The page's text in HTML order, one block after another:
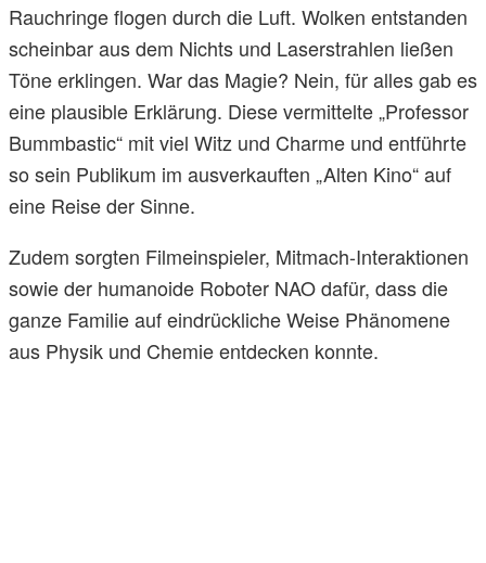
Rauchringe flogen durch die Luft. Wolken entstanden
scheinbar aus dem Nichts und Laserstrahlen ließen
Töne erklingen. War das Magie? Nein, für alles gab es
eine plausible Erklärung. Diese vermittelte „Professor
Bummbastic“ mit viel Witz und Charme und entführte
so sein Publikum im ausverkauften „Alten Kino“ auf
eine Reise der Sinne.
Zudem sorgten Filmeinspieler, Mitmach-Interaktionen
sowie der humanoide Roboter NAO dafür, dass die
ganze Familie auf eindrückliche Weise Phänomene
aus Physik und Chemie entdecken konnte.